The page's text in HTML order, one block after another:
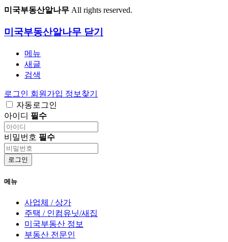
미국부동산알나무 All rights reserved.
미국부동산알나무 닫기
메뉴
새글
검색
로그인 회원가입 정보찾기
자동로그인
아이디 필수
비밀번호 필수
로그인
메뉴
사업체 / 상가
주택 / 인컴유닛/새집
미국부동산 정보
부동산 전문인